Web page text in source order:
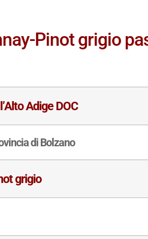
Pinot grigio
Adige DOC
di Bolzano
grigio